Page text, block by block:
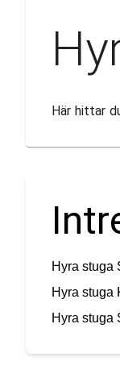
Här hittar
Hyra stuga
Hyra stuga
Hyra stuga